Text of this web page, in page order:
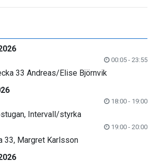
00:05 - 23:55
33 Andreas/Elise Björnvik
18:00 - 19:00
Intervall/styrka
19:00 - 20:00
33, Margret Karlsson